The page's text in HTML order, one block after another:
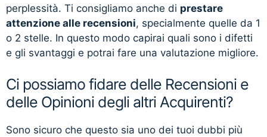
perplessità. Ti consigliamo anche di prestare
attenzione alle recensioni, specialmente quelle da 1
o 2 stelle. In questo modo capirai quali sono i difetti
e gli svantaggi e potrai fare una valutazione migliore.
Ci possiamo fidare delle Recensioni e
delle Opinioni degli altri Acquirenti?
Sono sicuro che questo sia uno dei tuoi dubbi più